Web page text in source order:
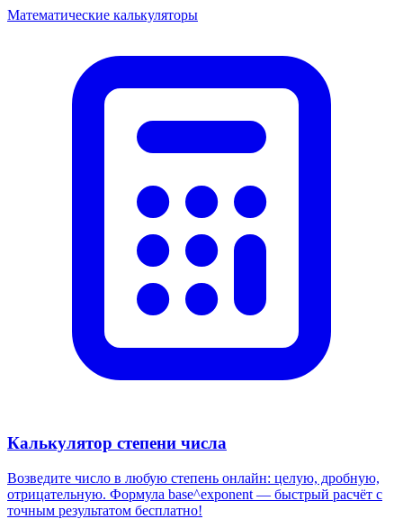
Математические калькуляторы
Калькулятор степени числа
Возведите число в любую степень онлайн: целую, дробную,
отрицательную. Формула base^exponent — быстрый расчёт с
точным результатом бесплатно!